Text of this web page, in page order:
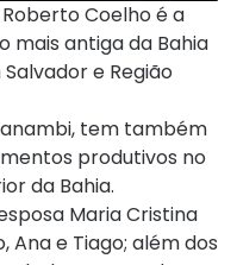
Coelho é a
mais antiga da Bahia
e Região
tem também
produtivos no
da Bahia.
Maria Cristina
Ana e Tiago; além dos